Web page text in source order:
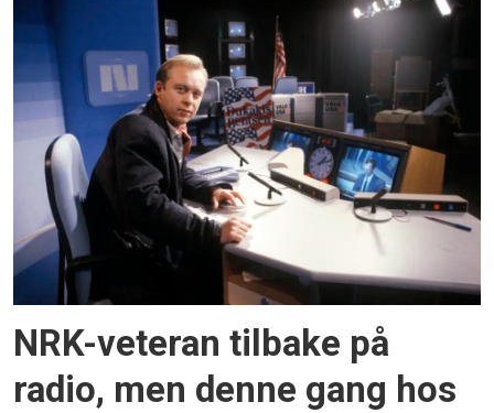
NRK-veteran tilbake på
radio, men denne gang hos